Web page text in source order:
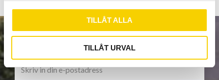
TILLÅT ALLA
TILLÅT URVAL
NYHETSBREV